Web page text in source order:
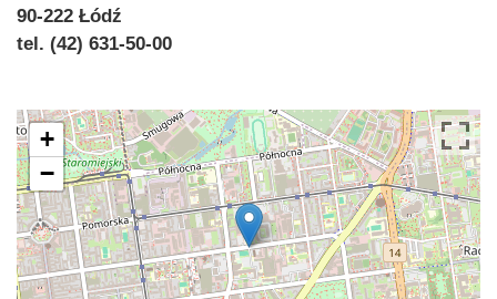
90-222 Łódź
tel. (42) 631-50-00
+
−